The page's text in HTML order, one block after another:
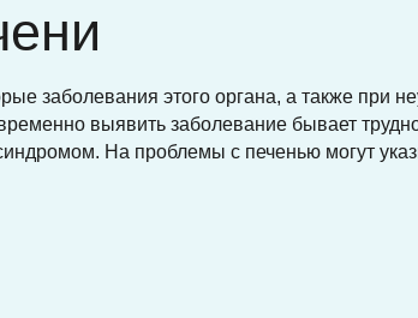
заболевания этого органа, а также при
выявить заболевание бывает
На проблемы с печенью могут